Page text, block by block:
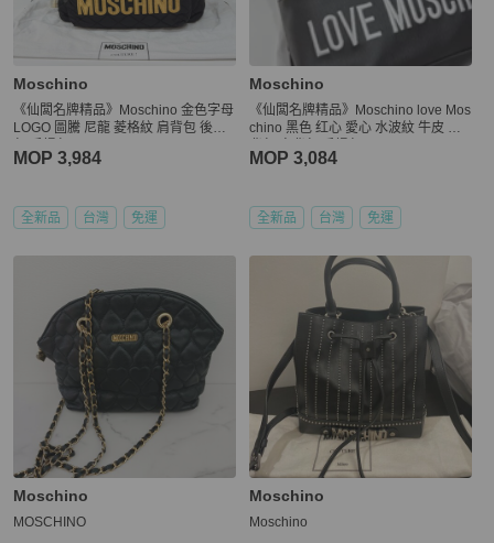
Moschino
《仙闆名牌精品》Moschino 金色字母
LOGO 圖騰 尼龍 菱格紋 肩背包 後背
MOP 3,984
全新品 台灣 免運
Moschino
《仙闆名牌精品》Moschino love Mos
chino 黑色 红心 愛心 水波紋 牛皮 後
MOP 3,084
全新品 台灣 免運
Moschino
MOSCHINO
Moschino
Moschino